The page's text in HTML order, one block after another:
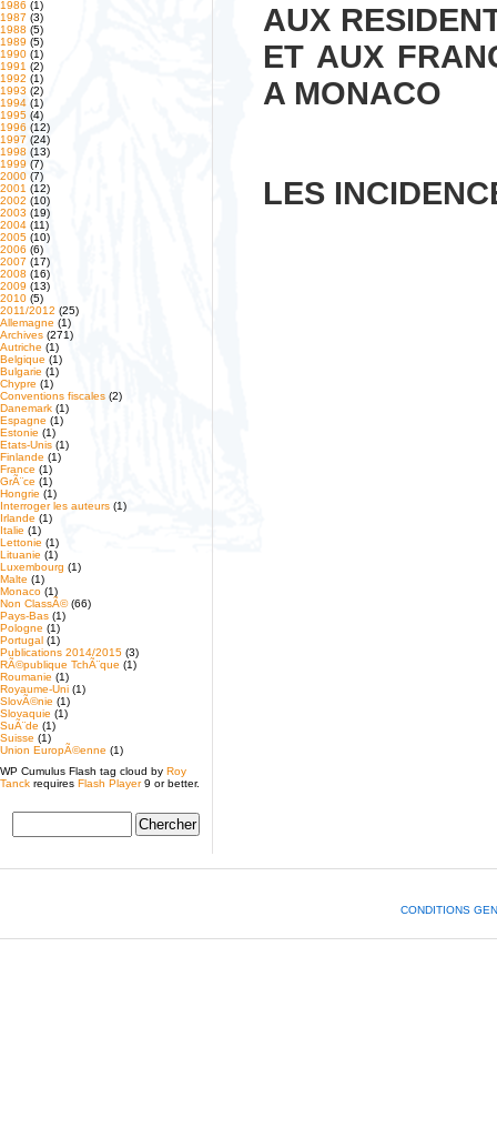
1986 (1)
1987 (3)
1988 (5)
1989 (5)
1990 (1)
1991 (2)
1992 (1)
1993 (2)
1994 (1)
1995 (4)
1996 (12)
1997 (24)
1998 (13)
1999 (7)
2000 (7)
2001 (12)
2002 (10)
2003 (19)
2004 (11)
2005 (10)
2006 (6)
2007 (17)
2008 (16)
2009 (13)
2010 (5)
2011/2012 (25)
Allemagne (1)
Archives (271)
Autriche (1)
Belgique (1)
Bulgarie (1)
Chypre (1)
Conventions fiscales (2)
Danemark (1)
Espagne (1)
Estonie (1)
Etats-Unis (1)
Finlande (1)
France (1)
GrÃ¨ce (1)
Hongrie (1)
Interroger les auteurs (1)
Irlande (1)
Italie (1)
Lettonie (1)
Lituanie (1)
Luxembourg (1)
Malte (1)
Monaco (1)
Non ClassÃ©(66)
Pays-Bas (1)
Pologne (1)
Portugal (1)
Publications 2014/2015 (3)
RÃ©publique TchÃ¨que (1)
Roumanie (1)
Royaume-Uni (1)
SlovÃ©nie (1)
Slovaquie (1)
SuÃ¨de (1)
Suisse (1)
Union EuropÃ©enne (1)
WP Cumulus Flash tag cloud by Roy
Tanck requires Flash Player9 or better.
AUX
ET AUX
A MONACO
LES
CONDITIONS